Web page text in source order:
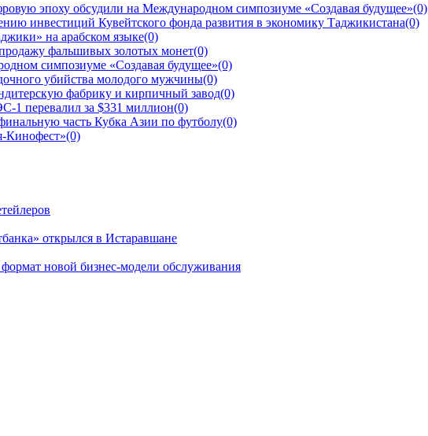
эпоху обсудили на Международном симпозиуме «Создавая будущее»(0)
инвестиций Кувейтского фонда развития в экономику Таджикистана(0)
на арабском языке(0)
фальшивых золотых монет(0)
симпозиуме «Создавая будущее»(0)
убийства молодого мужчины(0)
фабрику и кирпичный завод(0)
1 перевалил за $331 миллион(0)
часть Кубка Азии по футболу(0)
Кинофест»(0)
открылся в Истаравшане
новой бизнес-модели обслуживания